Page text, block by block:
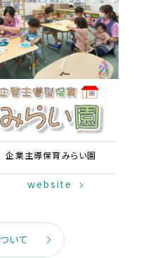
企業主導保育みらい園
website
いて